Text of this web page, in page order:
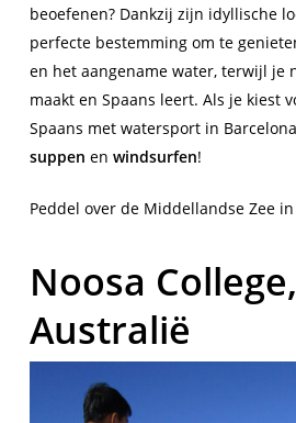
beoefenen? Dankzij zijn idyllische
perfecte bestemming om te
en het aangename water, terwijl je
maakt en Spaans leert. Als je kiest
Spaans met watersport in
suppen en windsurfen!
Peddel over de Middellandse Zee in
Noosa College,
Australië